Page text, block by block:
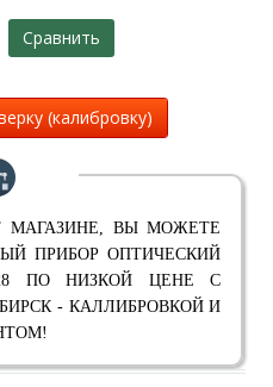
Сравнить
(калибровку)
МАГАЗИНЕ, ВЫ МОЖЕТЕ
ПРИБОР ОПТИЧЕСКИЙ
ПО НИЗКОЙ ЦЕНЕ С
- КАЛЛИБРОВКОЙ И